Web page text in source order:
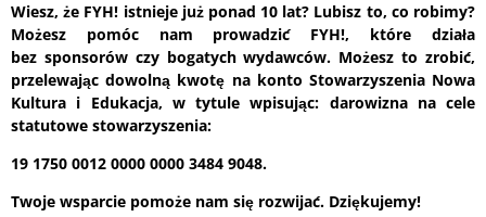
Wiesz, że FYH! istnieje już ponad 10 lat? Lubisz to, co robimy?
Możesz pomóc nam prowadzić FYH!, które działa
bez sponsorów czy bogatych wydawców. Możesz to zrobić,
przelewając dowolną kwotę na konto Stowarzyszenia Nowa
Kultura i Edukacja, w tytule wpisując: darowizna na cele
statutowe stowarzyszenia:
19 1750 0012 0000 0000 3484 9048.
Twoje wsparcie pomoże nam się rozwijać. Dziękujemy!